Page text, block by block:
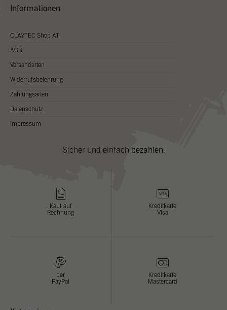
Informationen
CLAYTEC Shop AT
AGB
Versandarten
Widerrufsbelehrung
Zahlungsarten
Datenschutz
Impressum
Sicher und einfach bezahlen.
Kauf auf
Rechnung
Kreditkarte
Visa
per
PayPal
Kreditkarte
Mastercard